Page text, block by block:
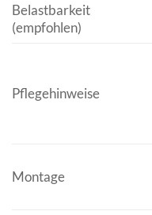
Belastbarkeit
(empfohlen)
Pflegehinweise
Montage